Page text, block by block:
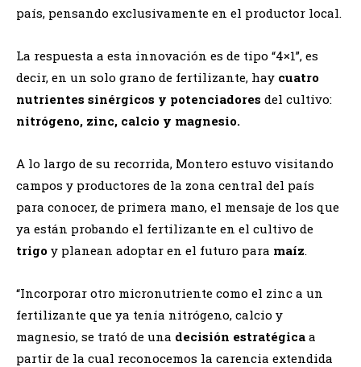
país, pensando exclusivamente en el productor local.
La respuesta a esta innovación es de tipo “4×1”, es
decir, en un solo grano de fertilizante, hay cuatro
nutrientes sinérgicos y potenciadores del cultivo:
nitrógeno, zinc, calcio y magnesio.
A lo largo de su recorrida, Montero estuvo visitando
campos y productores de la zona central del país
para conocer, de primera mano, el mensaje de los que
ya están probando el fertilizante en el cultivo de
trigo y planean adoptar en el futuro para maíz.
“Incorporar otro micronutriente como el zinc a un
fertilizante que ya tenía nitrógeno, calcio y
magnesio, se trató de una decisión estratégica a
partir de la cual reconocemos la carencia extendida